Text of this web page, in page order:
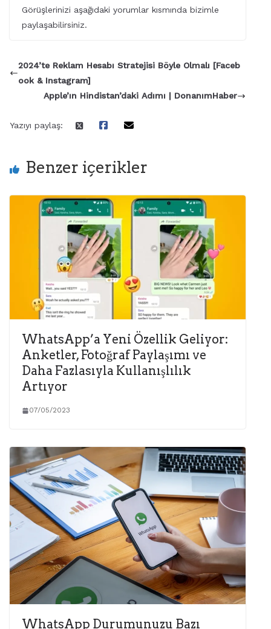
Görüşlerinizi aşağıdaki yorumlar kısmında bizimle
paylaşabilirsiniz.
2024’te Reklam Hesabı Stratejisi Böyle Olmalı [Faceb
ook & Instagram]
Apple’ın Hindistan’daki Adımı | DonanımHaber
Yazıyı paylaş:
Benzer içerikler
WhatsApp’a Yeni Özellik Geliyor:
Anketler, Fotoğraf Paylaşımı ve
Daha Fazlasıyla Kullanışlılık
Artıyor
07/05/2023
WhatsApp Durumunuzu Bazı